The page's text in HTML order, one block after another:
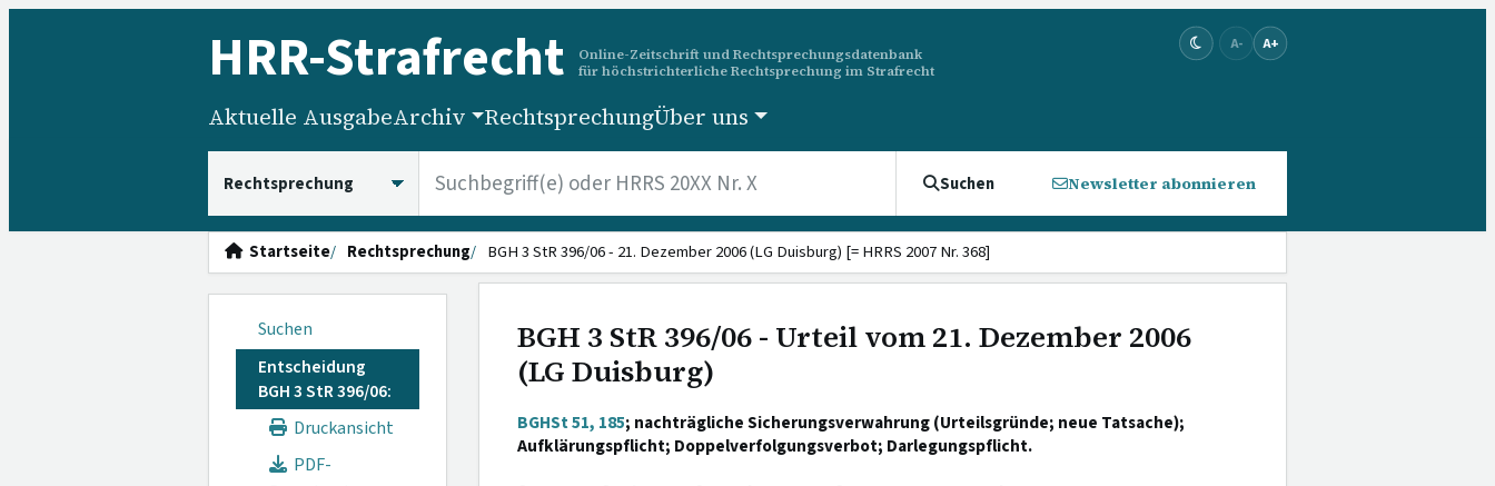
HRR-Strafrecht
Online-Zeitschrift und Rechtsprechungsdatenbank
für höchstrichterliche Rechtsprechung im Strafrecht
A- A+
Aktuelle AusgabeArchiv RechtsprechungÜber uns
Suchen Newsletter abonnieren
Startseite Rechtsprechung BGH 3 StR 396/06 - 21. Dezember 2006 (LG Duisburg) [= HRRS 2007 Nr. 368]
Suchen
Entscheidung
BGH 3 StR 396/06:
Druckansicht
PDF-
BGH 3 StR 396/06 - Urteil vom 21. Dezember 2006
(LG Duisburg)
BGHSt 51, 185; nachträgliche Sicherungsverwahrung (Urteilsgründe; neue Tatsache);
Aufklärungspflicht; Doppelverfolgungsverbot; Darlegungspflicht.